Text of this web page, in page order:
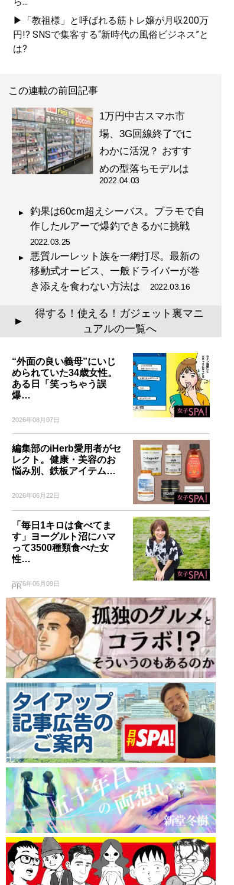
▶「教祖様」と呼ばれる筋トレ嬢が月収200万
円!? SNSで集客する“新時代の風俗ビジネス”と
は?
この連載の前回記事
1万円中古スマホ市
場、3G回線終了でに
わかに活況？ おすす
めの型落ちモデルは
2022.04.03
釣果は60cm超えシーバス。プラモで自
作したルアーで爆釣できるかに挑戦
2022.03.25
悪質ルーレット族を一網打尽。最新の
移動式オービス、一般ドライバーが巻
き添えを食わない方法は
2022.03.16
▲
得する！使える！ガジェット裏マニ
ュアルの一覧へ
“外面の良い義母”にいじ
められていた34歳女性。
ある日「笑っちゃう誤
爆…
2026年08月07日
編集部のiHerb愛用者がセ
レクト。健康・美容のお
悩み別、鉄板アイテム…
2026年06月22日
「毎日1キロは食べてま
す」ヨーグルト沼にハマ
って3500種類食べた女
性…
2026年06月09日
PR